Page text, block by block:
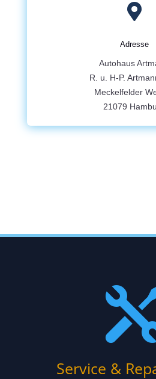

Adresse
Autohaus
R. u. H-P.
Meckelfelder
21079
Service &